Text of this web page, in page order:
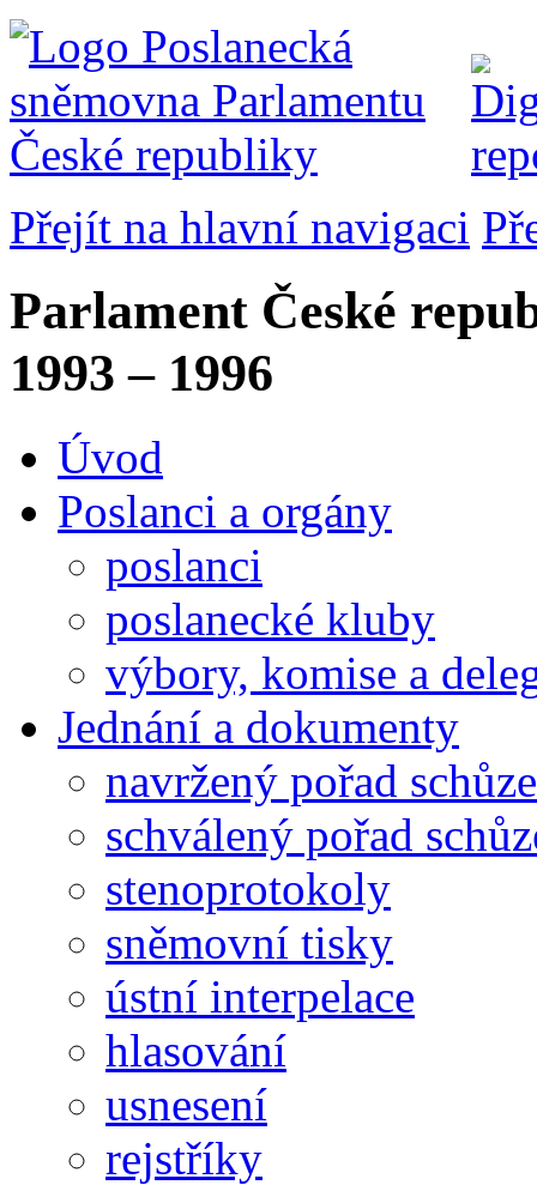
Přejít na hlavní navigaci
Parlament České
1993 – 1996
Úvod
Poslanci a orgány
poslanci
poslanecké kluby
výbory, komise a
Jednání a dokumenty
navržený pořad schůze
schválený pořad
stenoprotokoly
sněmovní tisky
ústní interpelace
hlasování
usnesení
rejstříky